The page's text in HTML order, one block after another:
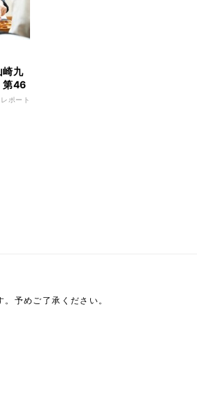
九
第46
式戦
レポート
予めご了承ください。